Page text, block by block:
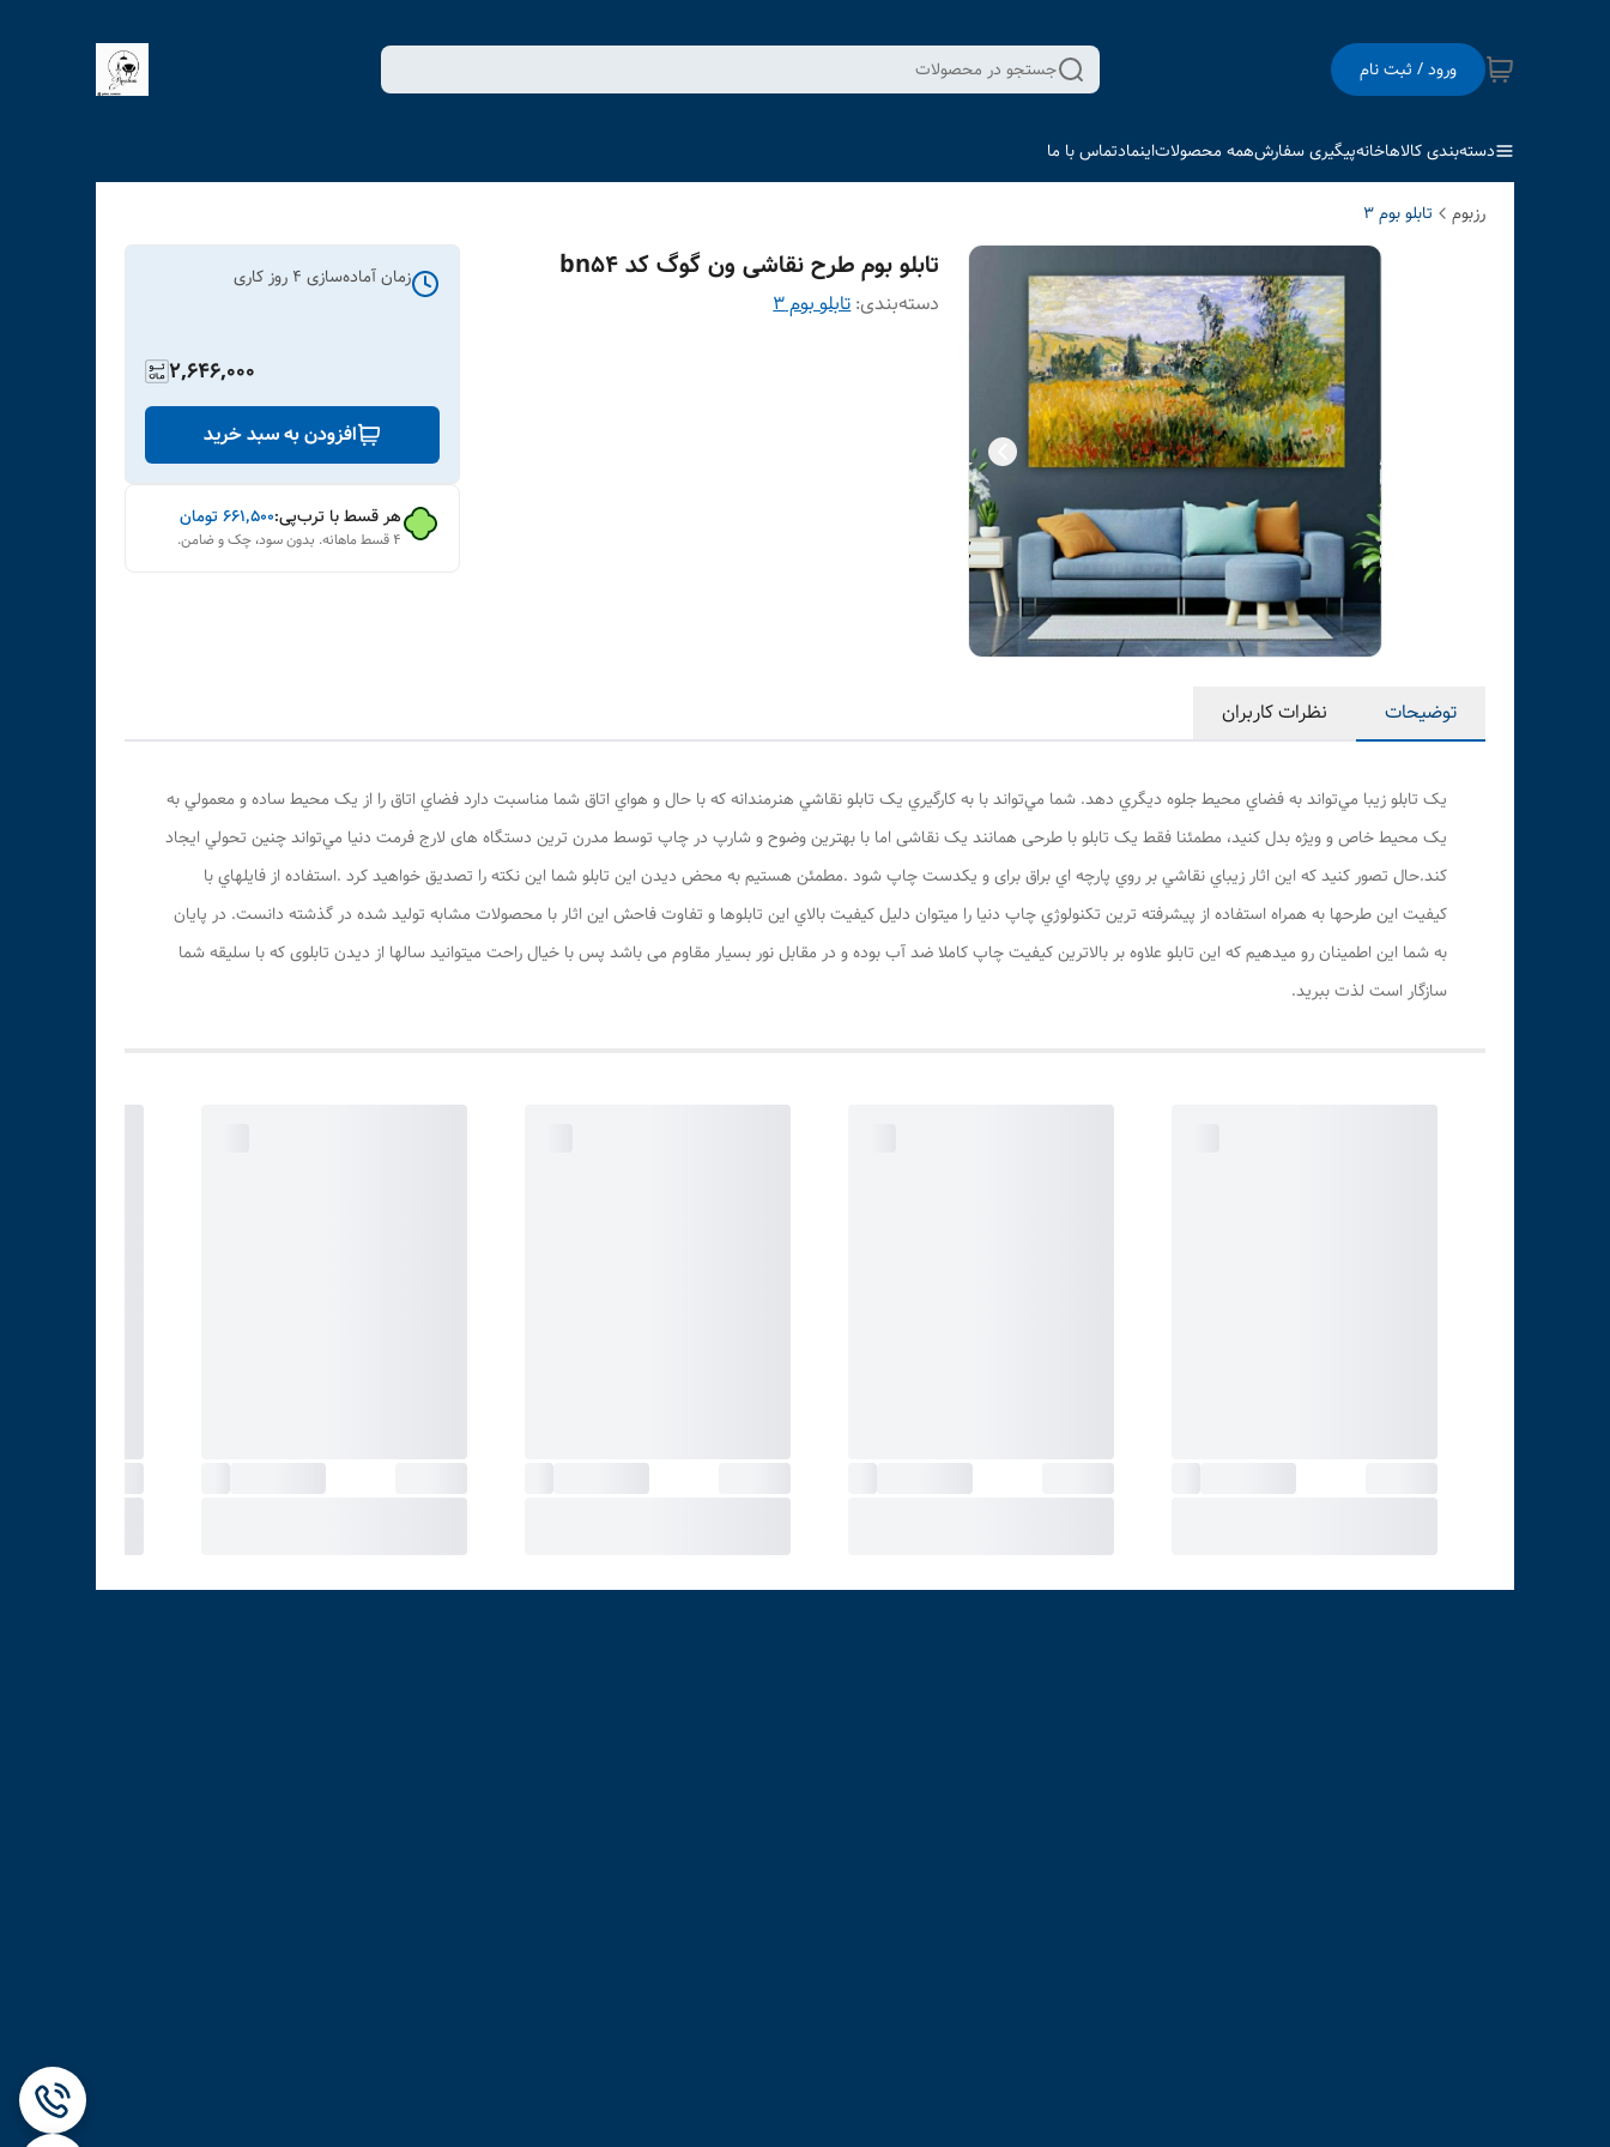
ورود / ثبت نام جستجو در محصولات
دسته‌بندی کالاهاخانهپیگیری سفارشهمه محصولاتاینمادتماس با ما
رزبوم تابلو بوم 3
تابلو بوم طرح نقاشی ون گوگ کد bn54
دسته‌بندی:تابلو بوم 3
زمان آماده‌سازی 4 روز کاری
2,646,000
افزودن به سبد خرید
هر قسط با ترب‌پی:۶۶۱٬۵۰۰ تومان
۴ قسط ماهانه. بدون سود، چک و ضامن.
توضیحات نظرات کاربران
يک تابلو زيبا مي‌تواند به فضاي محیط جلوه ديگري دهد. شما مي‌تواند با به کارگيري يک تابلو نقاشي هنرمندانه که با حال و هواي اتاق شما مناسبت دارد فضاي اتاق را از يک محيط ساده و معمولي به
يک محيط خاص و ويژه بدل کنيد، مطمئنا فقط يک تابلو با طرحی همانند یک نقاشی اما با بهترین وضوح و شارپ در چاپ توسط مدرن ترین دستگاه های لارج فرمت دنیا مي‌تواند چنين تحولي ايجاد
کند.حال تصور کنيد که اين اثار زيباي نقاشي بر روي پارچه اي براق برای و یکدست چاپ شود .مطمئن هستيم به محض ديدن اين تابلو شما اين نکته را تصديق خواهيد کرد .استفاده از فايلهاي با
کيفيت اين طرحها به همراه استفاده از پيشرفته ترين تکنولوژي چاپ دنيا را ميتوان دليل کيفيت بالاي اين تابلوها و تفاوت فاحش اين اثار با محصولات مشابه توليد شده در گذشته دانست. در پایان
به شما این اطمینان رو میدهیم که این تابلو علاوه بر بالاترین کیفیت چاپ کاملا ضد آب بوده و در مقابل نور بسیار مقاوم می باشد پس با خیال راحت میتوانید سالها از دیدن تابلوی که با سلیقه شما
سازگار است لذت ببرید.